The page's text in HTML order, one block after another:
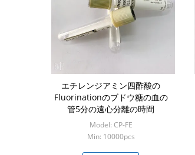
エチレンジアミン四酢酸の
Fluorinationのブドウ糖の血の
管5分の遠心分離の時間
Model: CP-FE
Min: 10000pcs